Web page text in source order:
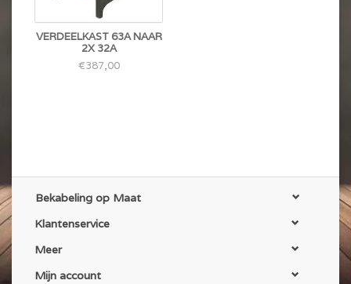
VERDEELKAST 63A NAAR
2X 32A
€387,00
Bekabeling op Maat
Klantenservice
Meer
Mijn account